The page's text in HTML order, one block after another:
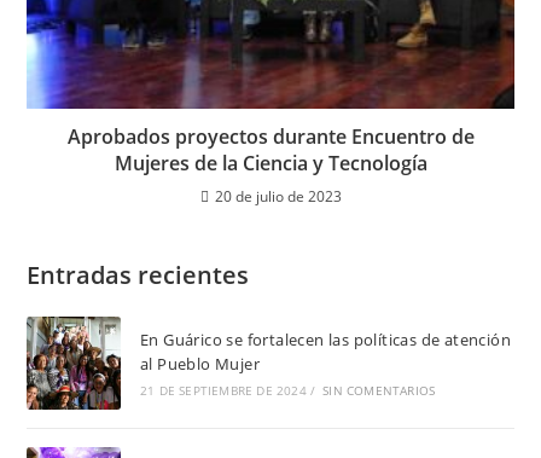
Aprobados proyectos durante Encuentro de
Mujeres de la Ciencia y Tecnología
20 de julio de 2023
Entradas recientes
En Guárico se fortalecen las políticas de atención
al Pueblo Mujer
21 DE SEPTIEMBRE DE 2024 / SIN COMENTARIOS